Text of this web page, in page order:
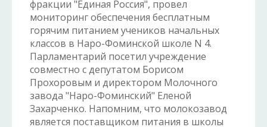
фракции "Единая Россия", провел
мониторинг обеспечения бесплатным
горячим питанием учеников начальных
классов в Наро-Фоминской школе N 4.
Парламентарий посетил учреждение
совместно с депутатом Борисом
Прохоровым и директором Молочного
завода "Наро-Фоминский" Еленой
Захарченко. Напомним, что молокозавод
является поставщиком питания в школы